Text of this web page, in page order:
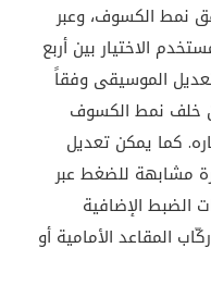
نمط الكسوف، وعبر
الاختيار بين أربع
الموسيقى وفقاً
خلف نمط الكسوف
كما يمكن تعديل
مشابهة للضغط عبر
الضبط الإضافية
المقاعد الأمامية أو